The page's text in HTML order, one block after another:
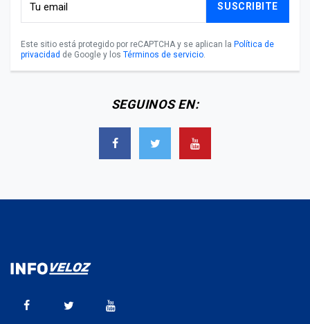
SUSCRIBITE
Este sitio está protegido por reCAPTCHA y se aplican la Política de
privacidad de Google y los Términos de servicio.
SEGUINOS EN: